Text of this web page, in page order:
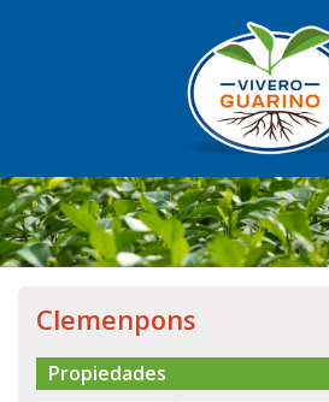
Clemenpons
Propiedades